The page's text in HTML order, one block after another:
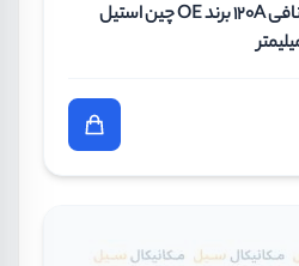
سیل مکانیکی فیبر و فنر نافی 120A برند OE چین استیل